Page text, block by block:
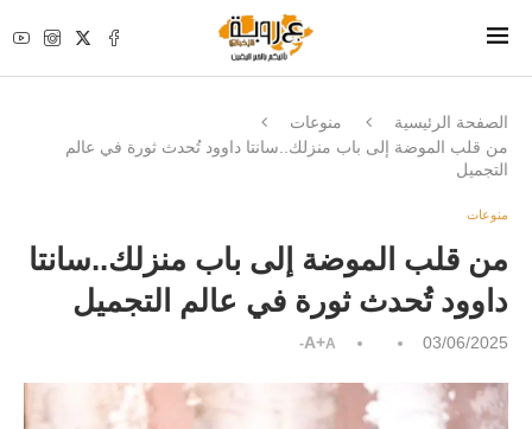
الصفحة الرئيسية
منوعات
من قلب الموضة إلى باب منزلك..سانتا داوود تُحدث ثورة في عالم
التجميل
منوعات
من قلب الموضة إلى باب منزلك..سانتا
داوود تُحدث ثورة في عالم التجميل
03/06/2025
A+A-